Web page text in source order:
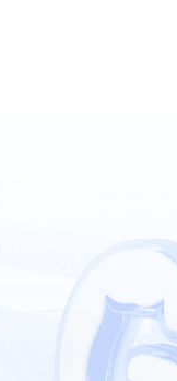
的架构模式，Kuri 都
）、用例（
的繁琐过程。
快捷。
得你尝试。立即使用
生
如何用
【免费
推荐项
推荐使